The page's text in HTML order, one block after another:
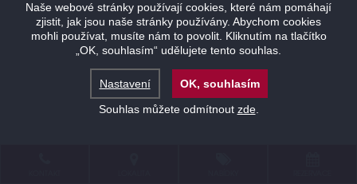
Naše webové stránky používají cookies, které nám pomáhají
zjistit, jak jsou naše stránky používány. Abychom cookies
mohli používat, musíte nám to povolit. Kliknutím na tlačítko
„OK, souhlasím“ udělujete tento souhlas.
Nastavení
OK, souhlasím
Souhlas můžete odmítnout zde.